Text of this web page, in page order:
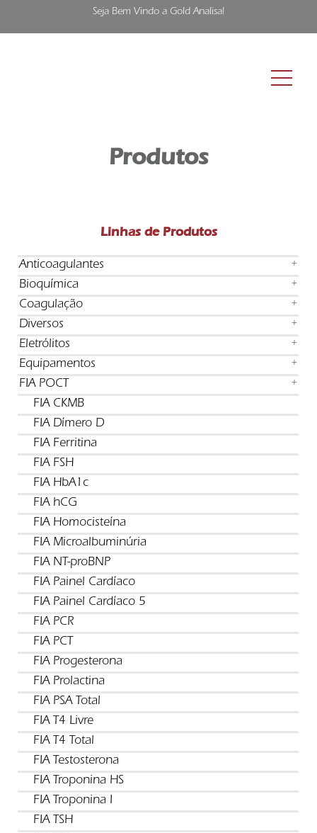
Seja Bem Vindo a Gold Analisa!
Produtos
Linhas de Produtos
Anticoagulantes +
Bioquímica +
Coagulação +
Diversos +
Eletrólitos +
Equipamentos +
FIA POCT +
FIA CKMB
FIA Dímero D
FIA Ferritina
FIA FSH
FIA HbA1c
FIA hCG
FIA Homocisteína
FIA Microalbuminúria
FIA NT-proBNP
FIA Painel Cardíaco
FIA Painel Cardíaco 5
FIA PCR
FIA PCT
FIA Progesterona
FIA Prolactina
FIA PSA Total
FIA T4 Livre
FIA T4 Total
FIA Testosterona
FIA Troponina HS
FIA Troponina I
FIA TSH